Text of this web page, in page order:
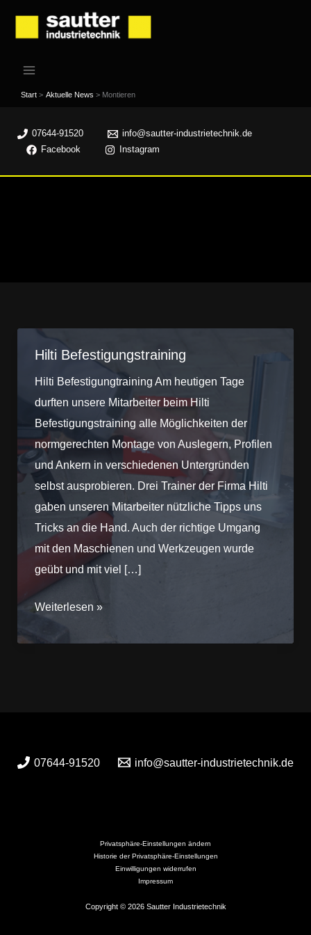
Start Aktuelle News Montieren
07644-91520
info@sautter-industrietechnik.de
Facebook
Instagram
Hilti Befestigungstraining
Hilti Befestigungtraining Am heutigen Tage
durften unsere Mitarbeiter beim Hilti
Befestigungstraining alle Möglichkeiten der
normgerechten Montage von Auslegern, Profilen
und Ankern in verschiedenen Untergründen
selbst ausprobieren. Drei Trainer der Firma Hilti
gaben unseren Mitarbeiter nützliche Tipps uns
Tricks an die Hand. Auch der richtige Umgang
mit den Maschienen und Werkzeugen wurde
geübt und mit viel […]
Hilti
Weiterlesen »
07644-91520 info@sautter-industrietechnik.de
Privatsphäre-Einstellungen ändern
Historie der Privatsphäre-Einstellungen
Einwilligungen widerrufen
Impressum
Copyright © 2026 Sautter Industrietechnik